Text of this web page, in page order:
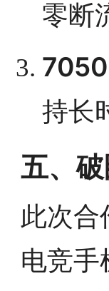
零断
持长
五、
此次合
电竞手